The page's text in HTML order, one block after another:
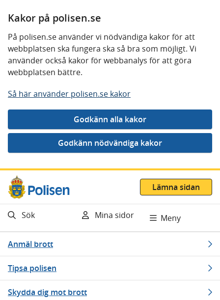
Kakor på polisen.se
På polisen.se använder vi nödvändiga kakor för att
webbplatsen ska fungera ska så bra som möjligt. Vi
använder också kakor för webbanalys för att göra
webbplatsen bättre.
Så här använder polisen.se kakor
Gå direkt till innehåll
Lämna sidan
Sök Mina sidor Meny
Anmäl brott
Tipsa polisen
Skydda dig mot brott